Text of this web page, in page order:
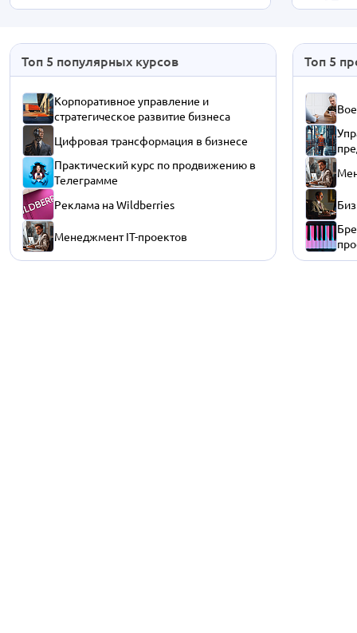
Топ 5 популярных курсов
Корпоративное управление и
стратегическое развитие бизнеса
Цифровая трансформация в бизнесе
Практический курс по продвижению в
Телеграмме
Реклама на Wildberries
Менеджмент IT-проектов
Топ 5